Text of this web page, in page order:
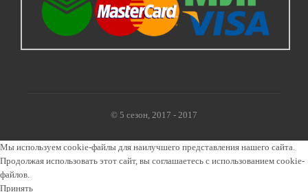
© 5 сезон, 2017 - 2017
Мы используем cookie-файлы для наилучшего представления нашего сайта.
Продолжая использовать этот сайт, вы соглашаетесь с использованием cookie-
файлов.
Принять